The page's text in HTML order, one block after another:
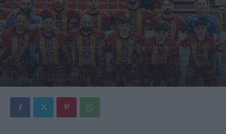
Avellino Benevento Sport Avellino Calcio a 5 Avellino
Sport Benevento
Calcio a 5 Benevento
Sport Regione Calcio a 5 Regione Regione
Benevento5, ultima casalinga con
onore: la Sandro Abate soffre al